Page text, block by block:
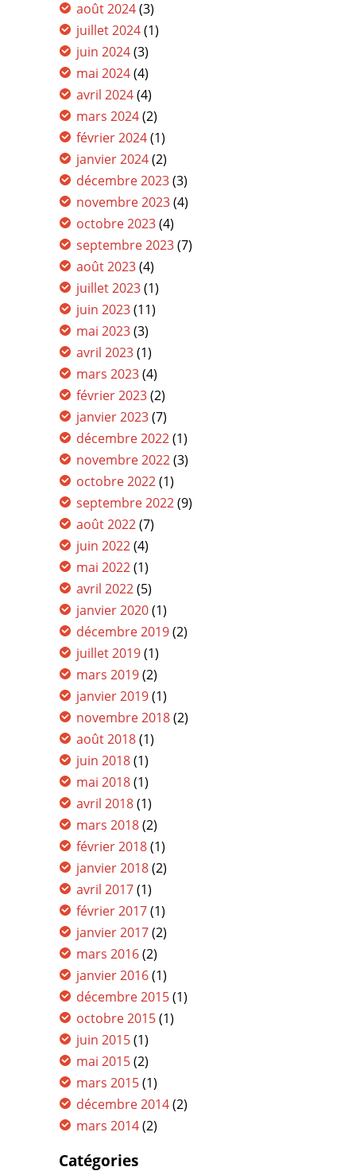
août 2024(3)
juillet 2024(1)
juin 2024(3)
mai 2024(4)
avril 2024(4)
mars 2024(2)
février 2024(1)
janvier 2024(2)
décembre 2023(3)
novembre 2023(4)
octobre 2023(4)
septembre 2023(7)
août 2023(4)
juillet 2023(1)
juin 2023(11)
mai 2023(3)
avril 2023(1)
mars 2023(4)
février 2023(2)
janvier 2023(7)
décembre 2022(1)
novembre 2022(3)
octobre 2022(1)
septembre 2022(9)
août 2022(7)
juin 2022(4)
mai 2022(1)
avril 2022(5)
janvier 2020(1)
décembre 2019(2)
juillet 2019(1)
mars 2019(2)
janvier 2019(1)
novembre 2018(2)
août 2018(1)
juin 2018(1)
mai 2018(1)
avril 2018(1)
mars 2018(2)
février 2018(1)
janvier 2018(2)
avril 2017(1)
février 2017(1)
janvier 2017(2)
mars 2016(2)
janvier 2016(1)
décembre 2015(1)
octobre 2015(1)
juin 2015(1)
mai 2015(2)
mars 2015(1)
décembre 2014(2)
mars 2014(2)
Catégories